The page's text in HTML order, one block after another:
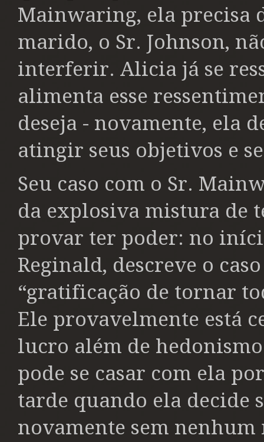
Mainwaring, ela precisa
marido, o Sr. Johnson,
interferir. Alicia já se
alimenta esse
deseja - novamente, ela
atingir seus objetivos e
Seu caso com o Sr.
da explosiva mistura de
provar ter poder: no
Reginald, descreve o
“gratificação de tornar
Ele provavelmente está
lucro além de
pode se casar com ela
tarde quando ela decide
novamente sem